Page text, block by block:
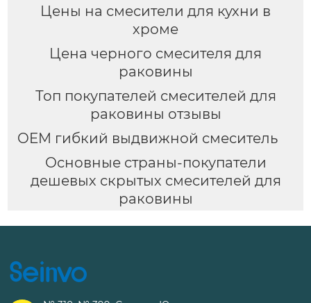
Цены на смесители для кухни в
хроме
Цена черного смесителя для
раковины
Топ покупателей смесителей для
раковины отзывы
OEM гибкий выдвижной смеситель
Основные страны-покупатели
дешевых скрытых смесителей для
раковины